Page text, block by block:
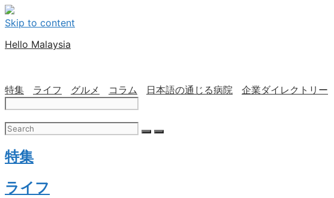
Skip to content
Hello Malaysia
特集 ライフ グルメ コラム 日本語の通じる病院 企業ダイレクトリー
特集
ライフ